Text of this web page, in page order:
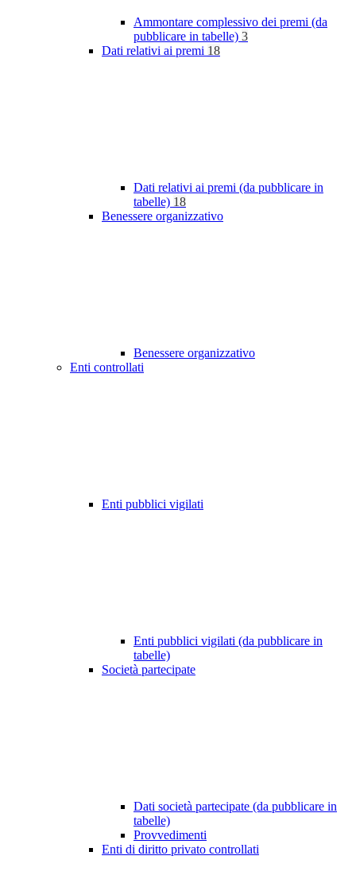
Ammontare complessivo dei premi (da
pubblicare in tabelle) 3
Dati relativi ai premi 18
Dati relativi ai premi (da pubblicare in
tabelle) 18
Benessere organizzativo
Benessere organizzativo
Enti controllati
Enti pubblici vigilati
Enti pubblici vigilati (da pubblicare in
tabelle)
Società partecipate
Dati società partecipate (da pubblicare in
tabelle)
Provvedimenti
Enti di diritto privato controllati